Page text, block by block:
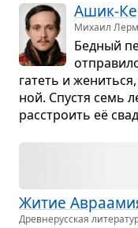
Ашик-
Михаил
Бед­ный
га­теть и
ной. Спу­стя семь
рас­стро­ить её
Житие
Древне­русская